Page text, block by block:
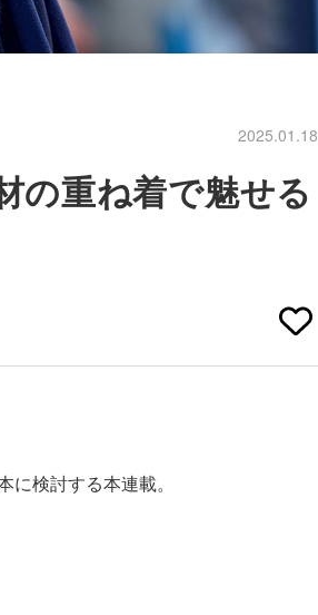
2025.01.18
の重ね着で魅せる
検討する本連載。